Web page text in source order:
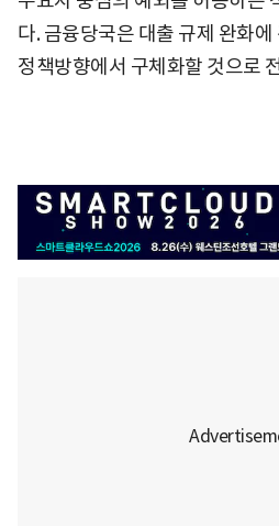
다. 금융당국은 대출 규제 완화
정책방향에서 구체화할 것으로